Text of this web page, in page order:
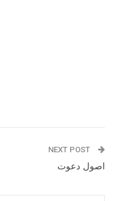
NEXT POST
اصول دعوت